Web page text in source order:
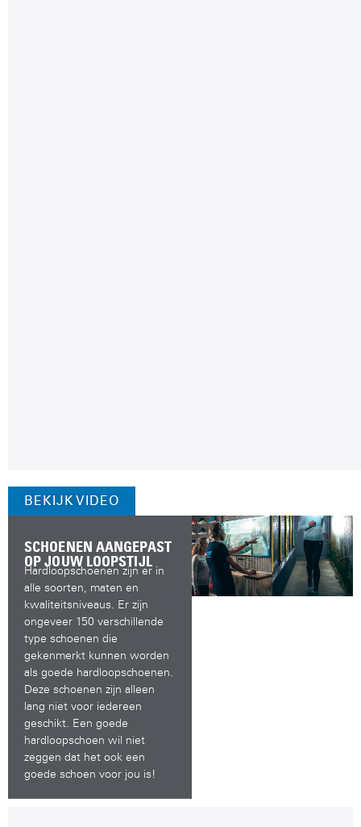
BEKIJK VIDEO
SCHOENEN AANGEPAST
OP JOUW LOOPSTIJL
Hardloopschoenen zijn er in
alle soorten, maten en
kwaliteitsniveaus. Er zijn
ongeveer 150 verschillende
type schoenen die
gekenmerkt kunnen worden
als goede hardloopschoenen.
Deze schoenen zijn alleen
lang niet voor iedereen
geschikt. Een goede
hardloopschoen wil niet
zeggen dat het ook een
goede schoen voor jou is!